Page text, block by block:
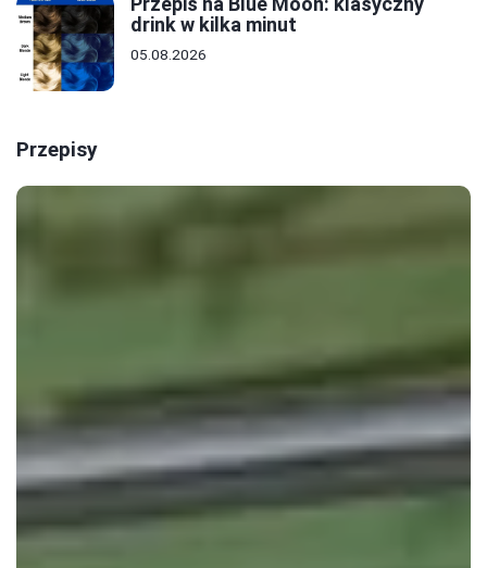
drink w kilka minut
05.08.2026
Przepisy